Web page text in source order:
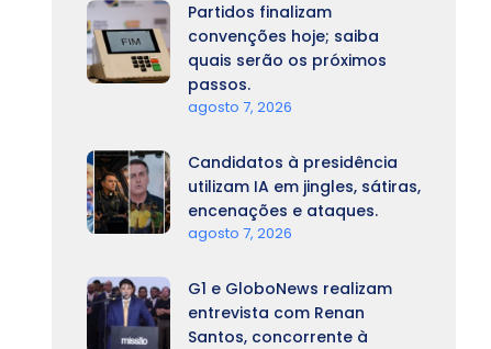
Partidos finalizam
convenções hoje; saiba
quais serão os próximos
passos.
agosto 7, 2026
Candidatos à presidência
utilizam IA em jingles, sátiras,
encenações e ataques.
agosto 7, 2026
G1 e GloboNews realizam
entrevista com Renan
Santos, concorrente à